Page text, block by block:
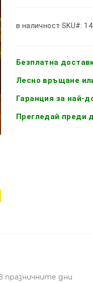
в наличност SKU#:
Безплатна
Лесно връщане
Гаранция за най-
Прегледай преди
празничните дни